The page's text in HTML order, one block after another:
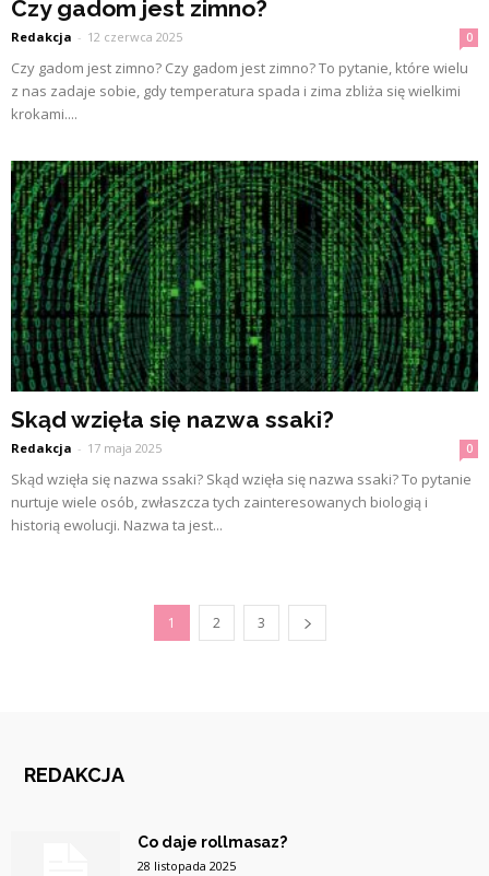
Czy gadom jest zimno?
Redakcja - 12 czerwca 2025 0
Czy gadom jest zimno? Czy gadom jest zimno? To pytanie, które wielu
z nas zadaje sobie, gdy temperatura spada i zima zbliża się wielkimi
krokami....
Skąd wzięła się nazwa ssaki?
Redakcja - 17 maja 2025 0
Skąd wzięła się nazwa ssaki? Skąd wzięła się nazwa ssaki? To pytanie
nurtuje wiele osób, zwłaszcza tych zainteresowanych biologią i
historią ewolucji. Nazwa ta jest...
1 2 3
REDAKCJA
Co daje rollmasaz?
28 listopada 2025